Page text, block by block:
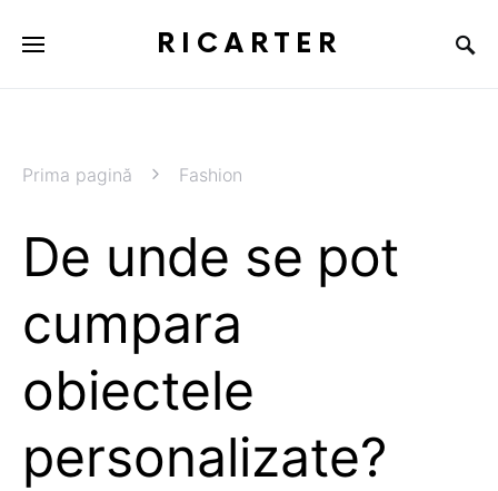
RICARTER
Prima pagină Fashion
De unde se pot
cumpara
obiectele
personalizate?